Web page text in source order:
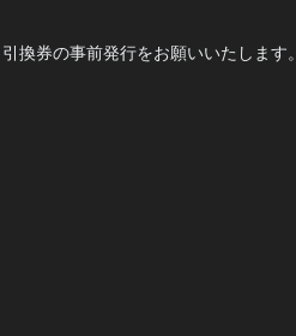
換券の事前発行をお願いいたします。